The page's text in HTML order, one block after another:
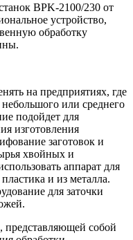
BPK-2100/230 от
устройство,
обработку
на предприятиях, где
или среднего
подойдет для
изготовления
заготовок и
хвойных и
аппарат для
и из металла.
для заточки
представляющей собой